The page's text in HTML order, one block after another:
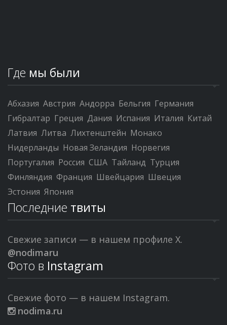
Где мы были
Абхазия Австрия Андорра Бельгия Германия
Гибралтар Греция Дания Испания Италия Китай
Латвия Литва Лихтенштейн Монако
Нидерланды Новая Зеландия Норвегия
Португалия Россия США Тайланд Турция
Финляндия Франция Швейцария Швеция
Эстония Япония
Последние твиты
Свежие записи — в нашем профиле X.
@nodimaru
Фото в Instagram
Свежие фото — в нашем Instagram.
nodima.ru